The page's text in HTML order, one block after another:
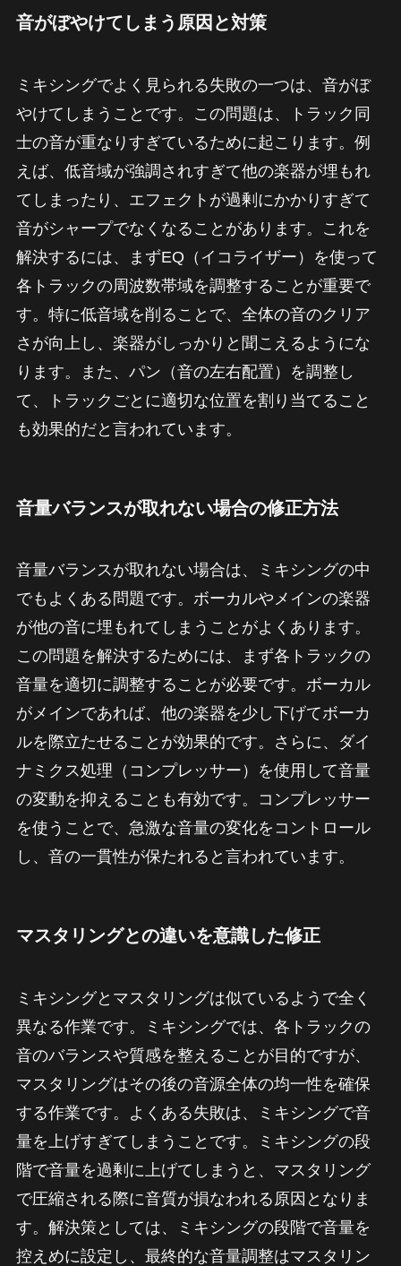
音がぼやけてしまう原因と対策
ミキシングでよく見られる失敗の一つは、音がぼ
やけてしまうことです。この問題は、トラック同
士の音が重なりすぎているために起こります。例
えば、低音域が強調されすぎて他の楽器が埋もれ
てしまったり、エフェクトが過剰にかかりすぎて
音がシャープでなくなることがあります。これを
解決するには、まずEQ（イコライザー）を使って
各トラックの周波数帯域を調整することが重要で
す。特に低音域を削ることで、全体の音のクリア
さが向上し、楽器がしっかりと聞こえるようにな
ります。また、パン（音の左右配置）を調整し
て、トラックごとに適切な位置を割り当てること
も効果的だと言われています。
音量バランスが取れない場合の修正方法
音量バランスが取れない場合は、ミキシングの中
でもよくある問題です。ボーカルやメインの楽器
が他の音に埋もれてしまうことがよくあります。
この問題を解決するためには、まず各トラックの
音量を適切に調整することが必要です。ボーカル
がメインであれば、他の楽器を少し下げてボーカ
ルを際立たせることが効果的です。さらに、ダイ
ナミクス処理（コンプレッサー）を使用して音量
の変動を抑えることも有効です。コンプレッサー
を使うことで、急激な音量の変化をコントロール
し、音の一貫性が保たれると言われています。
マスタリングとの違いを意識した修正
ミキシングとマスタリングは似ているようで全く
異なる作業です。ミキシングでは、各トラックの
音のバランスや質感を整えることが目的ですが、
マスタリングはその後の音源全体の均一性を確保
する作業です。よくある失敗は、ミキシングで音
量を上げすぎてしまうことです。ミキシングの段
階で音量を過剰に上げてしまうと、マスタリング
で圧縮される際に音質が損なわれる原因となりま
す。解決策としては、ミキシングの段階で音量を
控えめに設定し、最終的な音量調整はマスタリン